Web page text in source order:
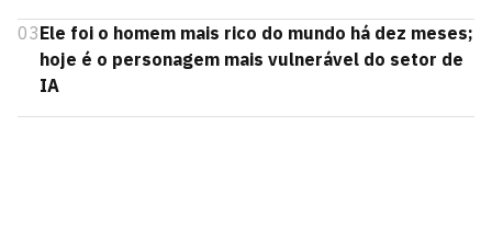
03Ele foi o homem mais rico do mundo há dez meses;
hoje é o personagem mais vulnerável do setor de
IA